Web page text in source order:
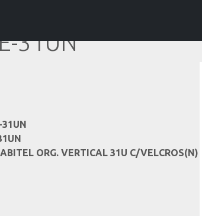
31UN
ORG. VERTICAL 31U C/VELCROS(N)